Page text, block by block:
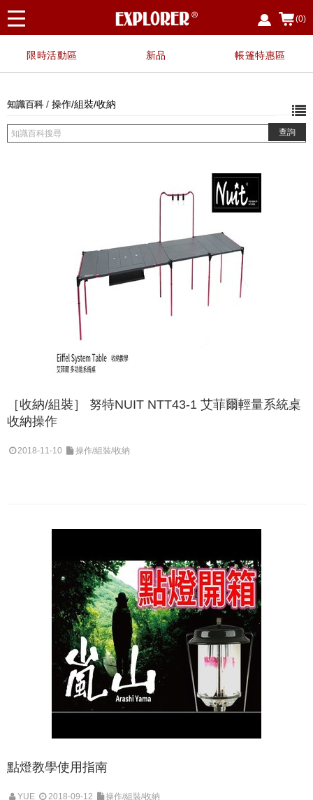
(0)
限時活動區 新品 帳篷特惠區
知識百科 / 操作/組裝/收納
［收納/組裝］ 努特NUIT NTT43-1 艾菲爾輕量系統桌
收納操作
2018-11-10 操作/組裝/收納
點燈教學使用指南
YUE 2018-09-12 操作/組裝/收納